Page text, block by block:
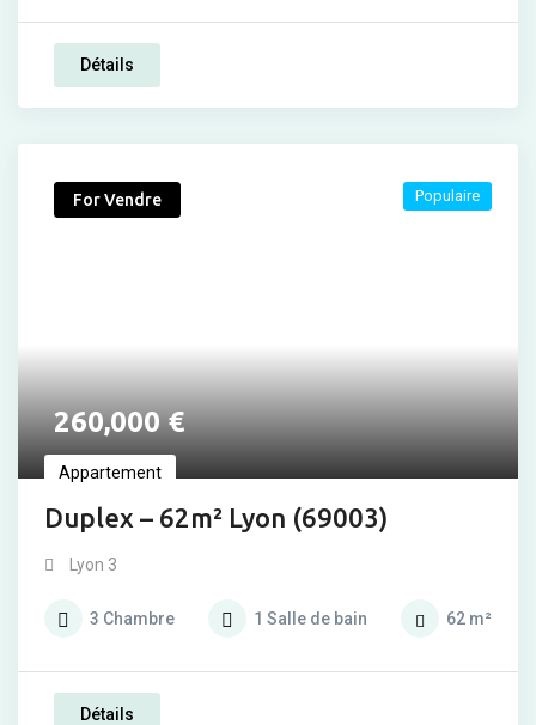
Détails
For Vendre
260,000€
Appartement
Duplex – 62m² Lyon (69003)
Populaire
Lyon 3
3 Chambre 1 Salle de bain 62 m²
Détails